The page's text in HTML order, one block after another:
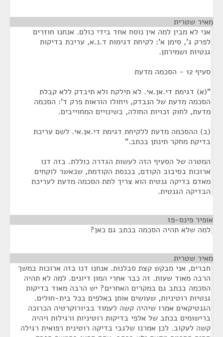
מאיר שטרית
אני לא מבין למה אין נוסח אחד בידי כולם. אנחנו חוזרים
לפרק ג', סימן א': לקיחת דגימות ד.נ.א, עריכת בדיקות
גנטיות ושמירתן.
סעיף 12 - הסכמה מדעת
"(א) דגימת די.אן.אי. לא תילקח ולא תיבדק ללא קבלת
הסכמה מדעת של הנבדק, ויחולו הוראות פרק ד': הסכמה
מדעת, לחוק זכויות החולה, בשינויים המחוייבים.
(ב) ההסכמה מדעת ללקיחת דגימת די.אן.אי. לשם עריכת
בדיקת מחקר תינתן בכתב."
המטרה של הסעיף הזה לעשות הגדרה כוללת. בזה דנו
ארוכות בסיבוב הקודם, בכנסת הקודמת, שכאשר לוקחים
מאדם בדיקה גנטית הוא צריך לתת הסכמה מדעת לעריכת
הבדיקה הגנטית.
אופיר פינס-פז
למה שלא תהיה הסכמה בכתב גם כאן?
מאיר שטרית
חברים, אני מבקש קצת סבלנות. אנחנו דנו בזה ארוכות במשך
הרבה מאוד שעות. זה כבר אחרי המון דיונים. למה לא תהיה
הסכמה בכתב גם במקרים האחרים? יש הרבה מאוד בדיקות
גנטיות רוטיניות, שעושים אותן באלפים בכל בית-חולים.
הגנטיקאים אמרו שיהיה קשה לעמוד בביורוקרטיה הכרוכה
ברישומים בכתב של אלפי בדיקות רוטיניות ורגילות ויהיה
קשה לעקוב. לכן אמרנו שלגבי בדיקה רוטינית רפואית רגילה